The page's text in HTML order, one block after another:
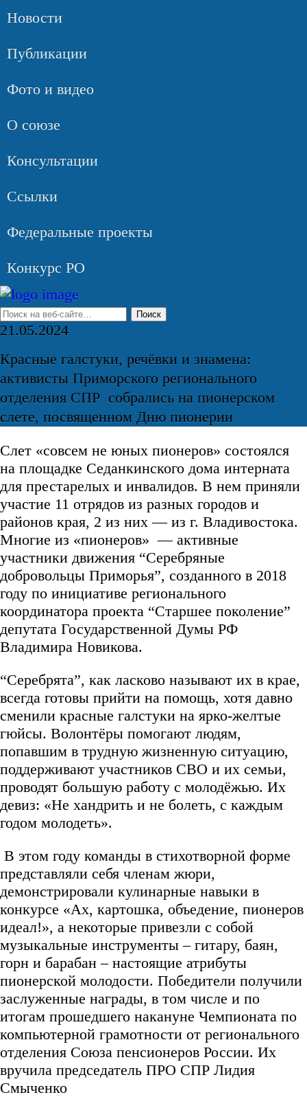
Новости
Публикации
Фото и видео
О союзе
Консультации
Ссылки
Федеральные проекты
Конкурс РО
21.05.2024
Красные галстуки, речёвки и знамена:
активисты Приморского регионального
отделения СПР собрались на пионерском
слете, посвященном Дню пионерии
Слет «совсем не юных пионеров» состоялся
на площадке Седанкинского дома интерната
для престарелых и инвалидов. В нем приняли
участие 11 отрядов из разных городов и
районов края, 2 из них — из г. Владивостока.
Многие из «пионеров» — активные
участники движения “Серебряные
добровольцы Приморья”, созданного в 2018
году по инициативе регионального
координатора проекта “Старшее поколение”
депутата Государственной Думы РФ
Владимира Новикова.
“Серебрята”, как ласково называют их в крае,
всегда готовы прийти на помощь, хотя давно
сменили красные галстуки на ярко-желтые
гюйсы. Волонтёры помогают людям,
попавшим в трудную жизненную ситуацию,
поддерживают участников СВО и их семьи,
проводят большую работу с молодёжью. Их
девиз: «Не хандрить и не болеть, с каждым
годом молодеть».
В этом году команды в стихотворной форме
представляли себя членам жюри,
демонстрировали кулинарные навыки в
конкурсе «Ах, картошка, объедение, пионеров
идеал!», а некоторые привезли с собой
музыкальные инструменты – гитару, баян,
горн и барабан – настоящие атрибуты
пионерской молодости. Победители получили
заслуженные награды, в том числе и по
итогам прошедшего накануне Чемпионата по
компьютерной грамотности от регионального
отделения Союза пенсионеров России. Их
вручила председатель ПРО СПР Лидия
Смыченко